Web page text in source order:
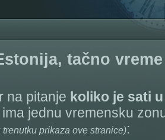
tačno vreme
na pitanje koliko je sati
ima jednu vremensku
trenutku prikaza ove stranice):